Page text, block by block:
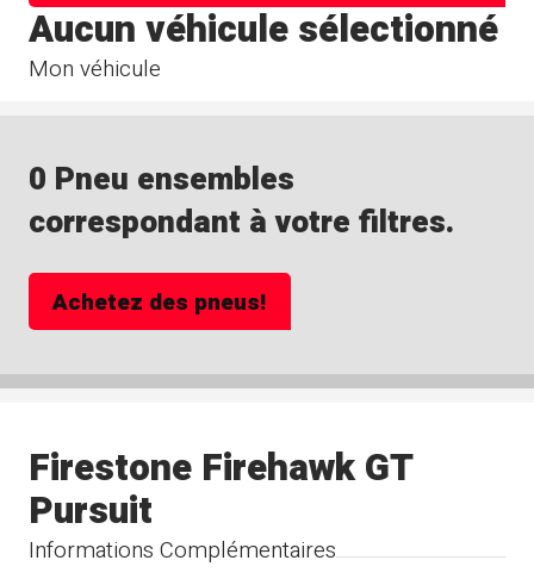
Mon véhicule
Aucun véhicule sélectionné
0 Pneu ensembles
correspondant à votre filtres.
Achetez des pneus!
Informations Complémentaires
Firestone Firehawk GT
Pursuit